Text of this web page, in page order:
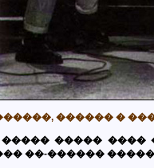
������ �
����� ����� ����
��-������